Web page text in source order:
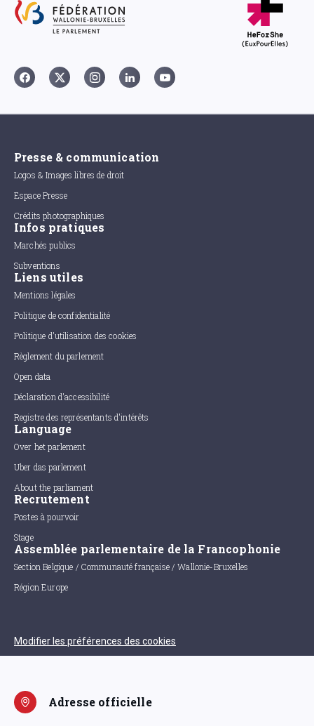
Presse & communication
Logos & Images libres de droit
Espace Presse
Crédits photographiques
Infos pratiques
Marchés publics
Subventions
Liens utiles
Mentions légales
Politique de confidentialité
Politique d'utilisation des cookies
Règlement du parlement
Open data
Déclaration d'accessibilité
Registre des représentants d'intérêts
Language
Over het parlement
Uber das parlement
About the parliament
Recrutement
Postes à pourvoir
Stage
Assemblée parlementaire de la Francophonie
Section Belgique / Communauté française / Wallonie-Bruxelles
Région Europe
Modifier les préférences des cookies
Adresse officielle